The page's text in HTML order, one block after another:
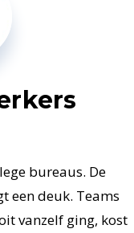
bureaus. De
een deuk. Teams
vanzelf ging, kost